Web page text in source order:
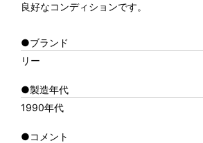
良好なコンディションです。
●ブランド
リー
●製造年代
1990年代
●コメント